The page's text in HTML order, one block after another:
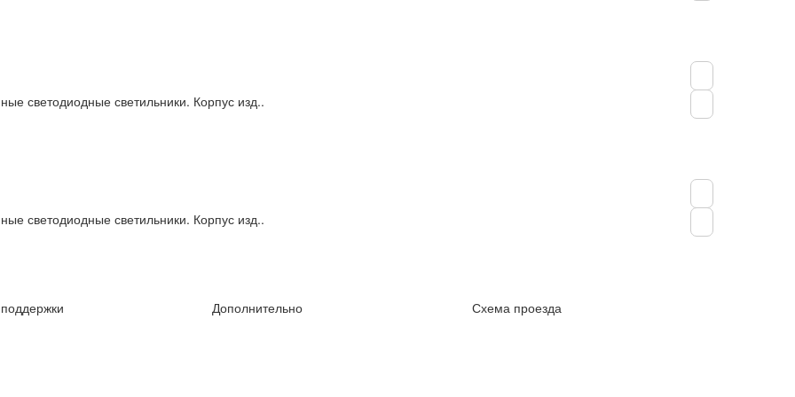
светодиодные светильники. Корпус изд..
светодиодные светильники. Корпус изд..
Дополнительно Схема проезда